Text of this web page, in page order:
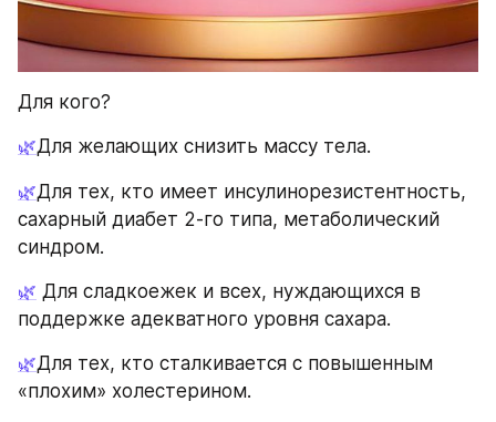
Для кого?
🌿Для желающих снизить массу тела.
🌿Для тех, кто имеет инсулинорезистентность,
сахарный диабет 2-го типа, метаболический
синдром.
🌿 Для сладкоежек и всех, нуждающихся в
поддержке адекватного уровня сахара.
🌿Для тех, кто сталкивается с повышенным
«плохим» холестерином.